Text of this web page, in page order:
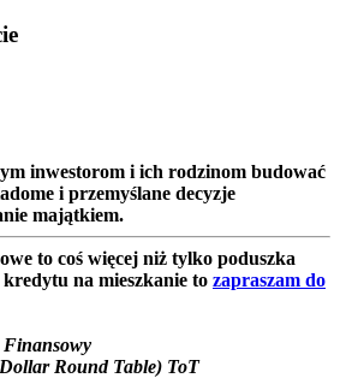
inwestorom i ich rodzinom budować
i przemyślane decyzje
majątkiem.
to coś więcej niż tylko poduszka
kredytu na mieszkanie to zapraszam do
Round Table) ToT